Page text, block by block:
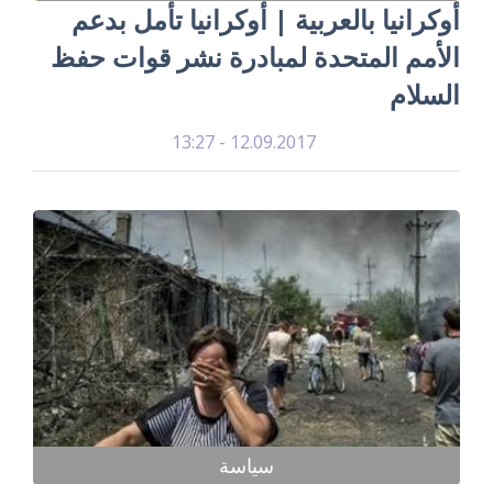
أوكرانيا بالعربية | أوكرانيا تأمل بدعم
الأمم المتحدة لمبادرة نشر قوات حفظ
السلام
12.09.2017 - 13:27
سياسة